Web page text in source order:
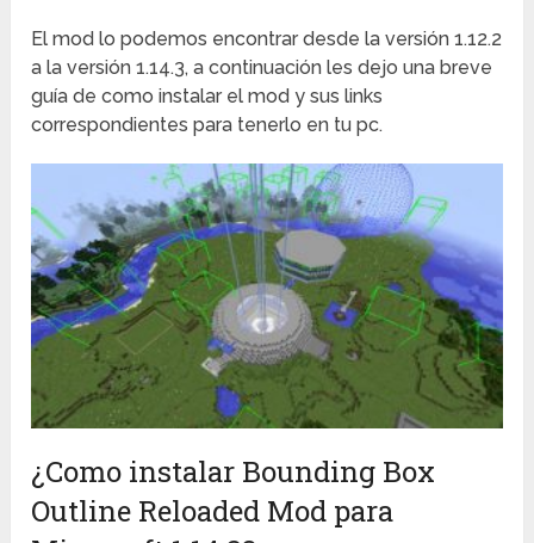
El mod lo podemos encontrar desde la versión 1.12.2
a la versión 1.14.3, a continuación les dejo una breve
guía de como instalar el mod y sus links
correspondientes para tenerlo en tu pc.
¿Como instalar Bounding Box
Outline Reloaded Mod para